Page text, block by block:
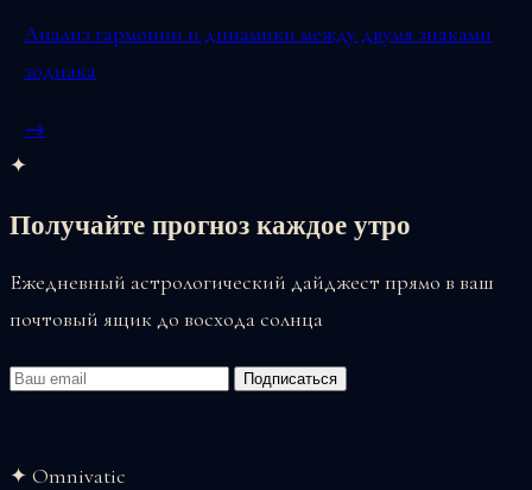
Анализ гармонии и динамики между двумя знаками
зодиака
→
✦
Получайте прогноз каждое утро
Ежедневный астрологический дайджест прямо в ваш
почтовый ящик до восхода солнца
Email Подписаться
✦ Omnivatic